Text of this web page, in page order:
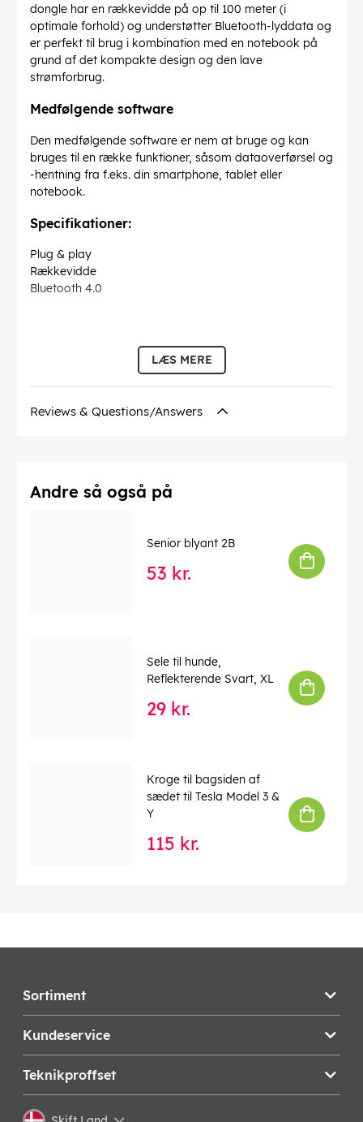
dongle har en rækkevidde på op til 100 meter (i
optimale forhold) og understøtter Bluetooth-lyddata og
er perfekt til brug i kombination med en notebook på
grund af det kompakte design og den lave
strømforbrug.
Medfølgende software
Den medfølgende software er nem at bruge og kan
bruges til en række funktioner, såsom dataoverførsel og
-hentning fra f.eks. din smartphone, tablet eller
notebook.
Specifikationer:
Plug & play
Rækkevidde
Bluetooth 4.0
Teksten er automatisk oversat af Chat GPT!
6959149018312
EAN:
LÆS MERE
Reviews & Questions/Answers
Andre så også på
Senior blyant 2B
53 kr.
Sele til hunde,
Reflekterende Svart, XL
29 kr.
Kroge til bagsiden af
sædet til Tesla Model 3 &
Y
115 kr.
Sortiment
Kundeservice
Teknikproffset